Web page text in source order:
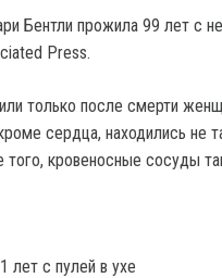
Бентли прожила 99 лет с
Press.
только после смерти
сердца, находились не
того, кровеносные сосуды
с пулей в ухе